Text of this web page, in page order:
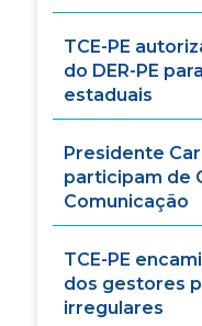
TCE-PE
do DER-PE
estaduais
Presidente
participam de
Comunicação
TCE-PE
dos gestores
irregulares